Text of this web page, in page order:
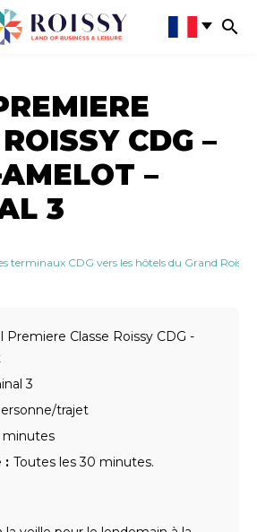
CDG –
–
3
terminaux CDG vers les hôtels du Grand Roissy
Premiere Classe Roissy CDG -
3
trajet
minutes
: Toutes les 30 minutes.